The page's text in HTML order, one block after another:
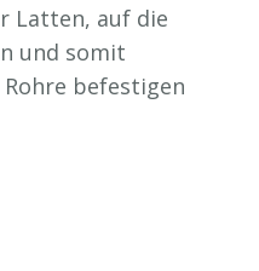
Latten, auf die
und somit
befestigen